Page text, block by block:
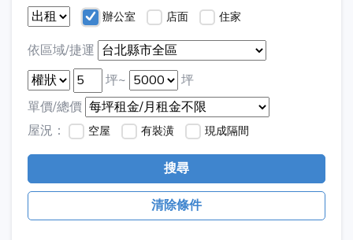
辦公室 店面 住家
依區域/捷運
坪~
坪
單價/總價
屋況：
空屋 有裝潢 現成隔間
搜尋
清除條件